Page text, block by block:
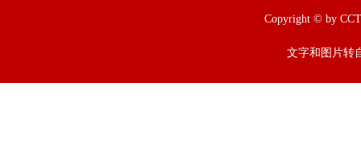
Copyright © by
文字和图片转